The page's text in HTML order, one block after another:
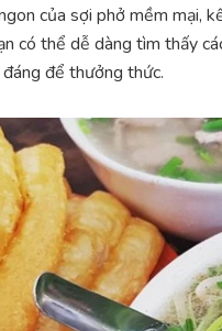
của sợi phở mềm mại,
có thể dễ dàng tìm thấy
để thưởng thức.